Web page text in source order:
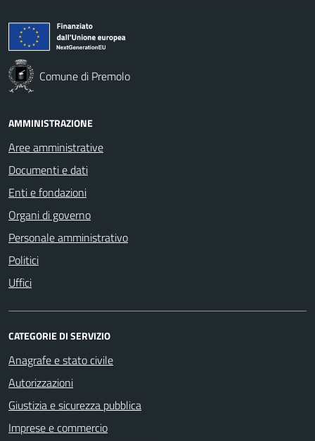
Comune di Premolo
AMMINISTRAZIONE
Aree amministrative
Documenti e dati
Enti e fondazioni
Organi di governo
Personale amministrativo
Politici
Uffici
CATEGORIE DI SERVIZIO
Anagrafe e stato civile
Autorizzazioni
Giustizia e sicurezza pubblica
Imprese e commercio